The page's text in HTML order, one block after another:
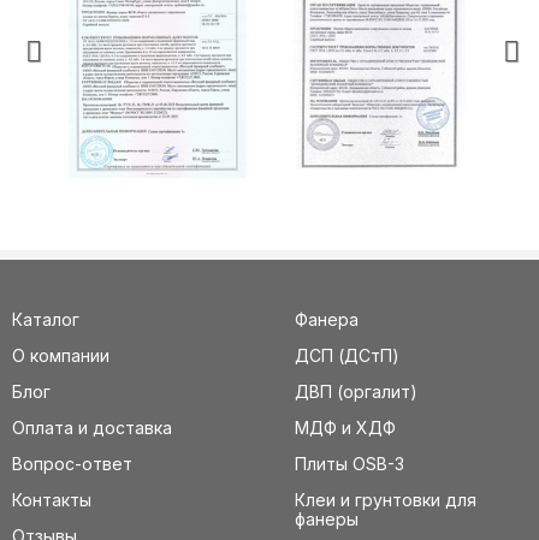
Каталог
О компании
Блог
Оплата и доставка
Вопрос-ответ
Контакты
Фанера
ДСП (ДСтП)
ДВП (оргалит)
МДФ и ХДФ
Плиты OSB-3
Клеи и грунтовки для
фанеры